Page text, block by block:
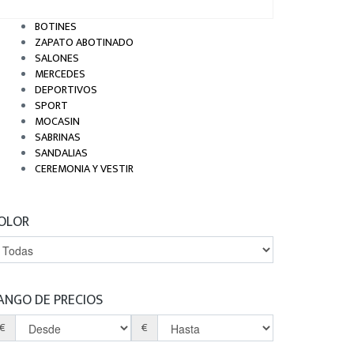
BOTINES
ZAPATO ABOTINADO
SALONES
MERCEDES
DEPORTIVOS
SPORT
MOCASIN
SABRINAS
SANDALIAS
CEREMONIA Y VESTIR
DE PRECIOS
€ €